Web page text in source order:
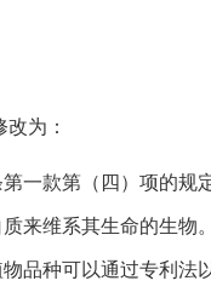
为：
一款第（四）项的
来维系其生命的生
品种可以通过专利